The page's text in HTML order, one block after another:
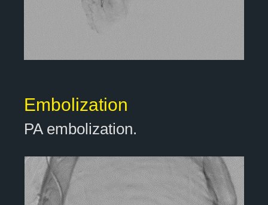
Embolization
PA embolization.